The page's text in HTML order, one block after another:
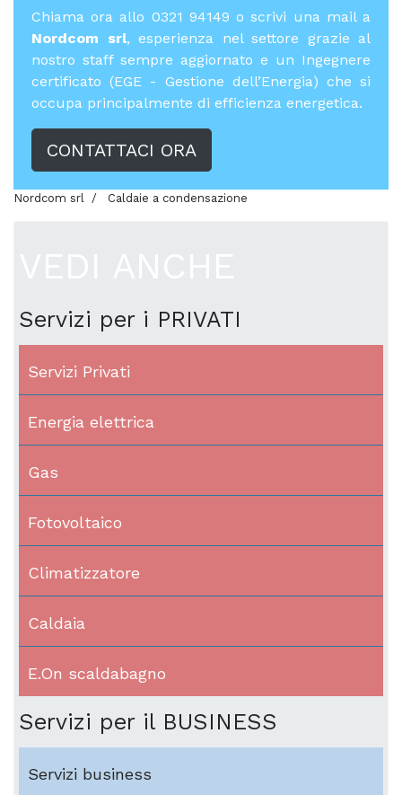
Chiama ora allo 0321 94149 o scrivi una mail a
Nordcom srl, esperienza nel settore grazie al
nostro staff sempre aggiornato e un Ingegnere
certificato (EGE - Gestione dell’Energia) che si
occupa principalmente di efficienza energetica.
CONTATTACI ORA
Nordcom srl Caldaie a condensazione
Servizi per i PRIVATI
Servizi Privati
Energia elettrica
Gas
Fotovoltaico
Climatizzatore
Caldaia
E.On scaldabagno
Servizi per il BUSINESS
Servizi business